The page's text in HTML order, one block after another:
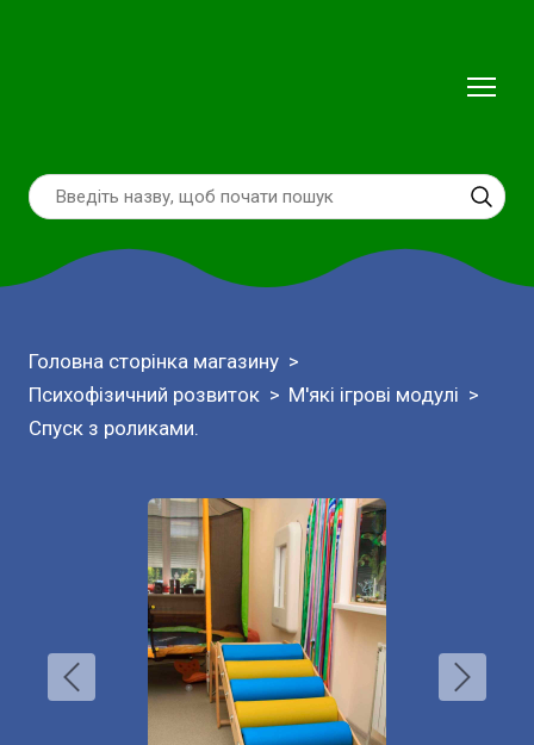
Головна сторінка магазину
Психофізичний розвиток
М'які ігрові модулі
Спуск з роликами.